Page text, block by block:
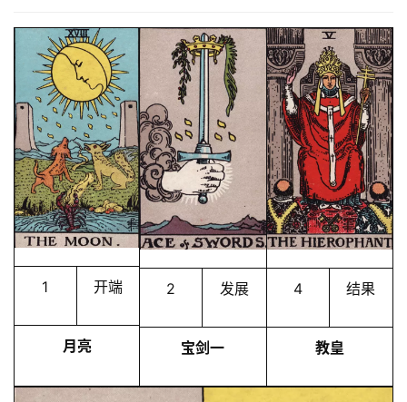
1 开端
月亮
2 发展
宝剑一
4 结果
教皇